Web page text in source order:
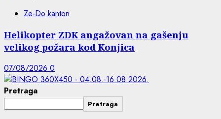
Ze-Do kanton
Helikopter ZDK angažovan na gašenju
velikog požara kod Konjica
07/08/2026 0
Pretraga
Pretraga